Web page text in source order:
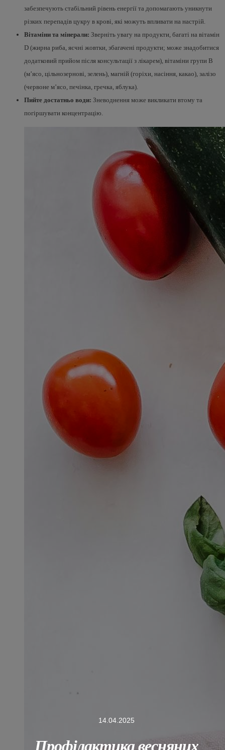
14.04.2025
Профілактика весняних
забезпечують стабільний рівень енергії та допомагають уникнути
різких перепадів цукру в крові, які можуть впливати на настрій.
Вітаміни та мінерали: Зверніть увагу на продукти, багаті на вітамін
D (жирна риба, яєчні жовтки, збагачені продукти; може знадобитися
додатковий прийом після консультації з лікарем), вітаміни групи В
(м’ясо, цільнозернові, зелень), магній (горіхи, насіння, какао), залізо
(червоне м’ясо, печінка, гречка, яблука).
Пийте достатньо води: Зневоднення може викликати втому та
погіршувати концентрацію.